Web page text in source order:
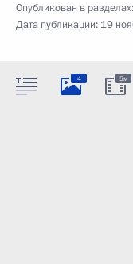
Опубликован в разделах:
Дата публикации: 19
4 5м